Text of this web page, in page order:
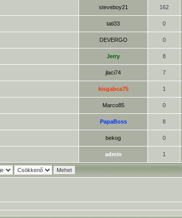
steveboy21 162
tati33 0
DEVERGO 0
Jerry 8
jlaci74 7
kisgabca75 1
Marco85 0
PapaBoss 8
bekog 0
admin 1